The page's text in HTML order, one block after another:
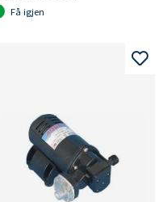
Få igjen